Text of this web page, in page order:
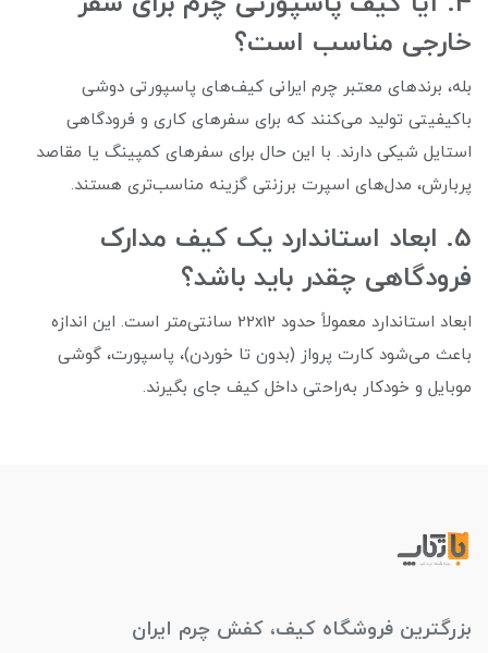
خارجی مناسب است؟
بله، برندهای معتبر چرم ایرانی کیف‌های پاسپورتی دوشی
باکیفیتی تولید می‌کنند که برای سفرهای کاری و فرودگاهی
استایل شیکی دارند. با این حال برای سفرهای کمپینگ یا مقاصد
پربارش، مدل‌های اسپرت برزنتی گزینه مناسب‌تری هستند.
5. ابعاد استاندارد یک کیف مدارک
فرودگاهی چقدر باید باشد؟
ابعاد استاندارد معمولاً حدود 22x12 سانتی‌متر است. این اندازه
باعث می‌شود کارت پرواز (بدون تا خوردن)، پاسپورت، گوشی
موبایل و خودکار به‌راحتی داخل کیف جای بگیرند.
بزرگترین فروشگاه کیف، کفش چرم ایران